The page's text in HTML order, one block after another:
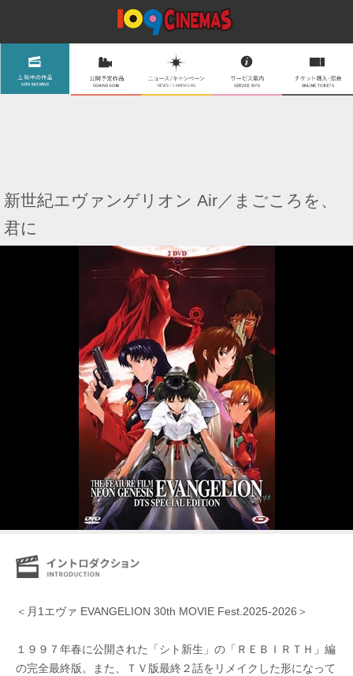
新世紀エヴァンゲリオン Air／まごころを、
君に
＜月1エヴァ EVANGELION 30th MOVIE Fest.2025-2026＞
１９９７年春に公開された「シト新生」の「ＲＥＢＩＲＴＨ」編
の完全最終版。また、ＴＶ版最終２話をリメイクした形になって